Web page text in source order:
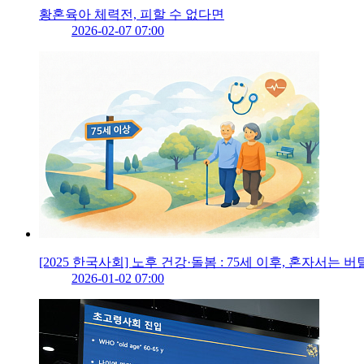
황혼육아 체력전, 피할 수 없다면
2026-02-07 07:00
[2025 한국사회] 노후 건강·돌봄 : 75세 이후, 혼자서는 버
2026-01-02 07:00